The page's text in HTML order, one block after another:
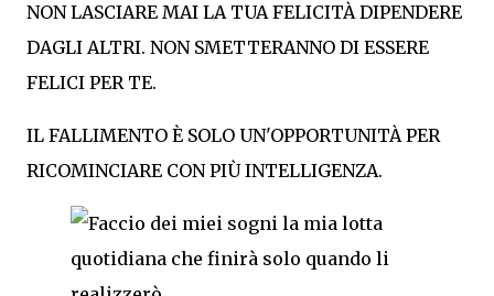
NON LASCIARE MAI LA TUA FELICITÀ DIPENDERE
DAGLI ALTRI. NON SMETTERANNO DI ESSERE
FELICI PER TE.
IL FALLIMENTO È SOLO UN'OPPORTUNITÀ PER
RICOMINCIARE CON PIÙ INTELLIGENZA.